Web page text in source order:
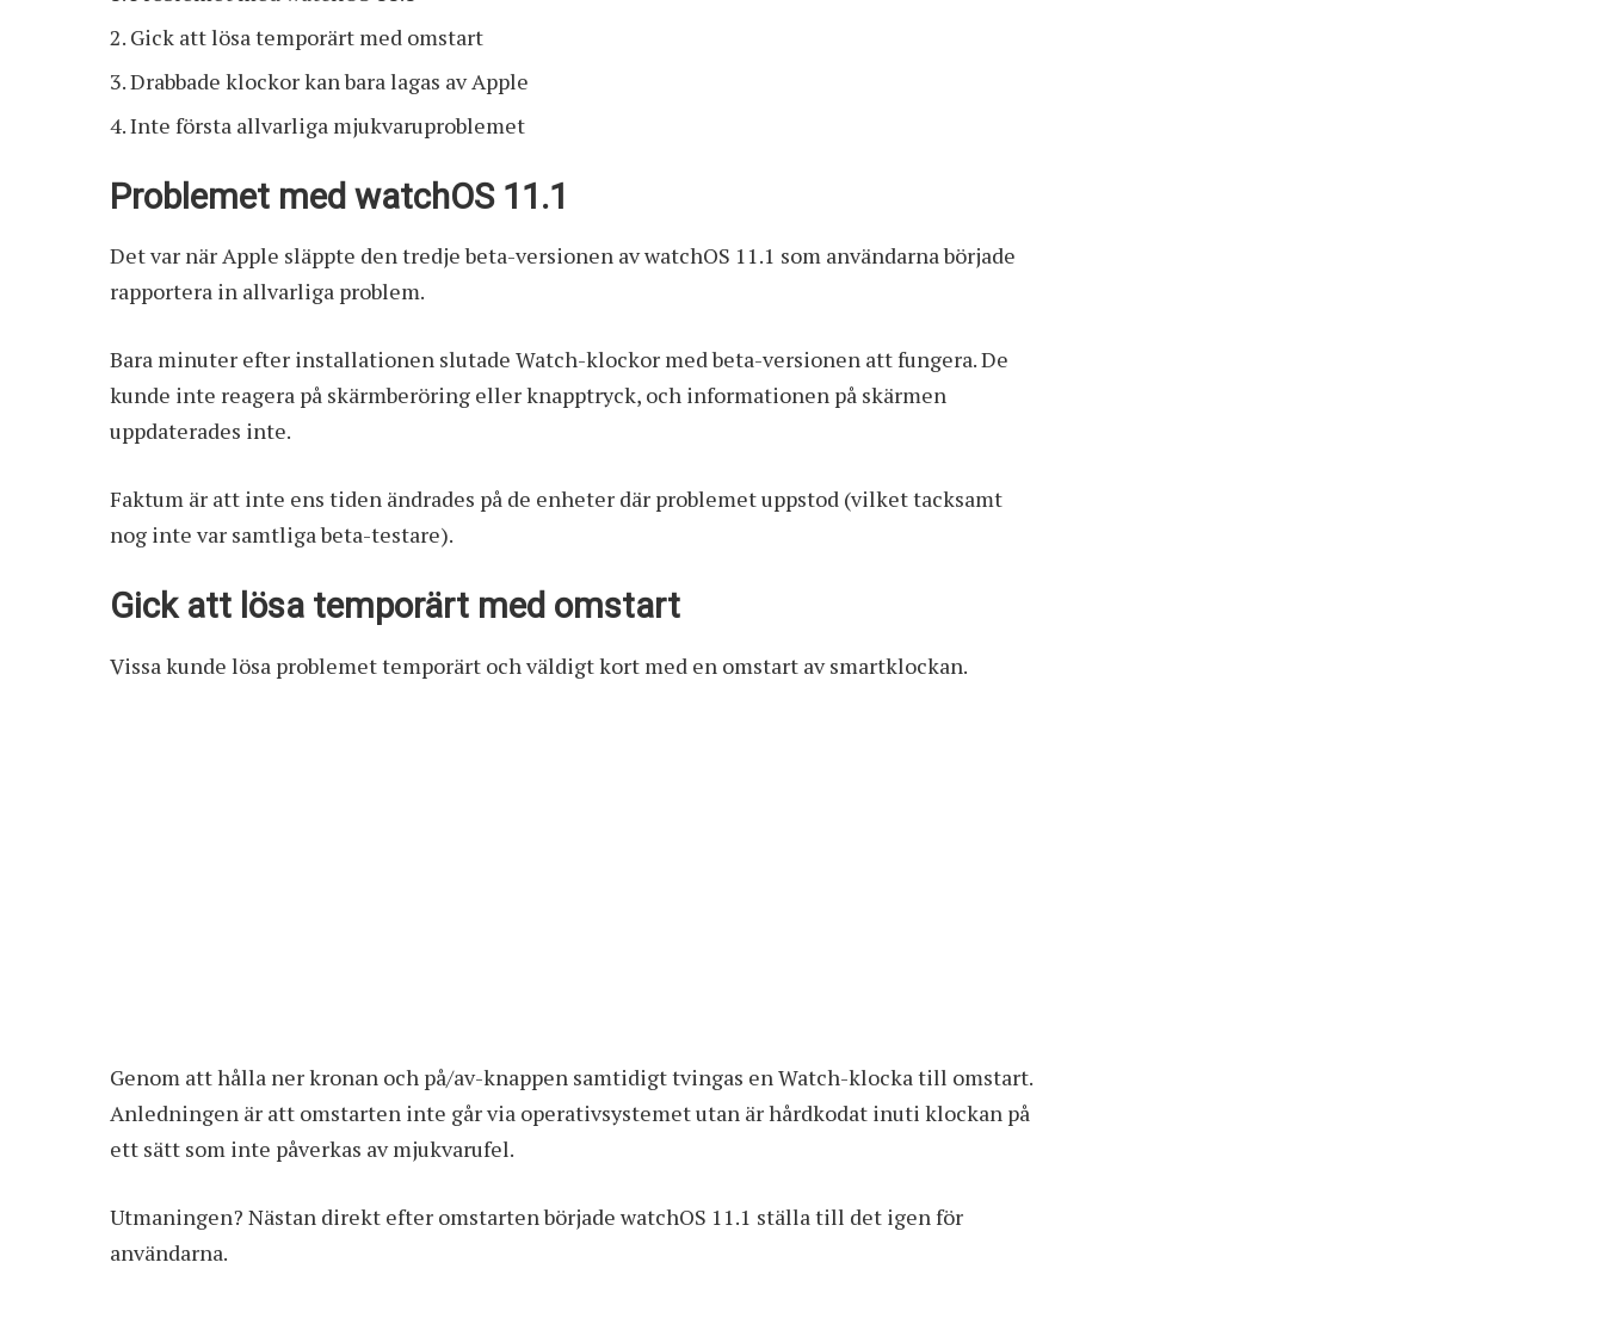
Gick att lösa temporärt med omstart
Drabbade klockor kan bara lagas av Apple
Inte första allvarliga mjukvaruproblemet
Problemet med watchOS 11.1
Det var när Apple släppte den tredje beta-versionen av watchOS 11.1 som användarna började
rapportera in allvarliga problem.
Bara minuter efter installationen slutade Watch-klockor med beta-versionen att fungera. De
kunde inte reagera på skärmberöring eller knapptryck, och informationen på skärmen
uppdaterades inte.
Faktum är att inte ens tiden ändrades på de enheter där problemet uppstod (vilket tacksamt
nog inte var samtliga beta-testare).
Gick att lösa temporärt med omstart
Vissa kunde lösa problemet temporärt och väldigt kort med en omstart av smartklockan.
Genom att hålla ner kronan och på/av-knappen samtidigt tvingas en Watch-klocka till omstart.
Anledningen är att omstarten inte går via operativsystemet utan är hårdkodat inuti klockan på
ett sätt som inte påverkas av mjukvarufel.
Utmaningen? Nästan direkt efter omstarten började watchOS 11.1 ställa till det igen för
användarna.